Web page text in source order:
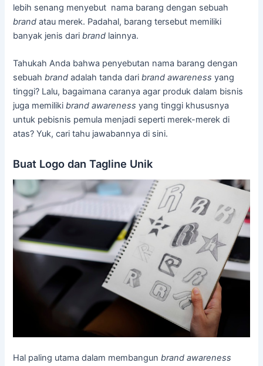
lebih senang menyebut nama barang dengan sebuah
brandatau merek. Padahal, barang tersebut memiliki
banyak jenis daribrand lainnya.
Tahukah Anda bahwa penyebutan nama barang dengan
sebuahbrandadalah tanda daribrand awarenessyang
tinggi? Lalu, bagaimana caranya agar produk dalam bisnis
juga memilikibrand awarenessyang tinggi khususnya
untuk pebisnis pemula menjadi seperti merek-merek di
atas? Yuk, cari tahu jawabannya di sini.
Buat Logo dan Tagline Unik
Hal paling utama dalam membangunbrand awareness